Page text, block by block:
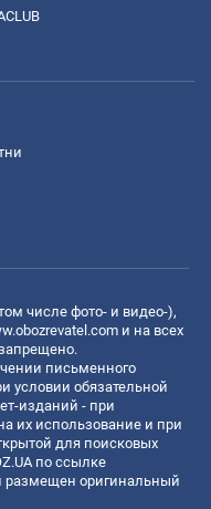
числе фото- и видео-),
и на всех
письменного
условии обязательной
изданий - при
их использование и при
для поисковых
по ссылке
размещен оригинальный